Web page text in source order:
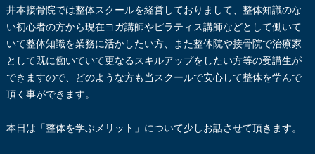
井本接骨院では整体スクールを経営しておりまして、整体知識のな
い初心者の方から現在ヨガ講師やピラティス講師などとして働いて
いて整体知識を業務に活かしたい方、また整体院や接骨院で治療家
として既に働いていて更なるスキルアップをしたい方等の受講生が
できますので、どのような方も当スクールで安心して整体を学んで
頂く事ができます。
本日は「整体を学ぶメリット」について少しお話させて頂きます。